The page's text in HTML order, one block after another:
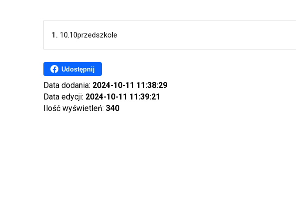
1. 10.10przedszkole
Udostępnij
Data dodania: 2024-10-11 11:38:29
Data edycji: 2024-10-11 11:39:21
Ilość wyświetleń: 340